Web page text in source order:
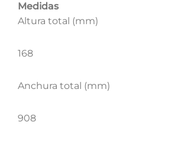
Medidas
Altura total (mm)
168
Anchura total (mm)
908